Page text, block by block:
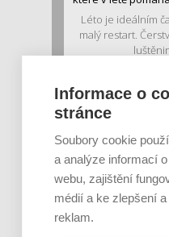
Léto je ideálním
malý restart.
Informace o
stránce
Soubory cookie
a analýze informací
webu, zajištění
médií a ke zlepšení
reklam.